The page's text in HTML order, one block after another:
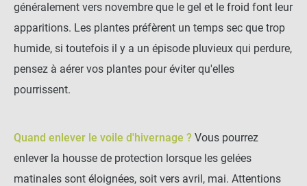
généralement vers novembre que le gel et le froid font leur
apparitions. Les plantes préfèrent un temps sec que trop
humide, si toutefois il y a un épisode pluvieux qui perdure,
pensez à aérer vos plantes pour éviter qu'elles
pourrissent.
Quand enlever le voile d'hivernage ? Vous pourrez
enlever la housse de protection lorsque les gelées
matinales sont éloignées, soit vers avril, mai. Attentions